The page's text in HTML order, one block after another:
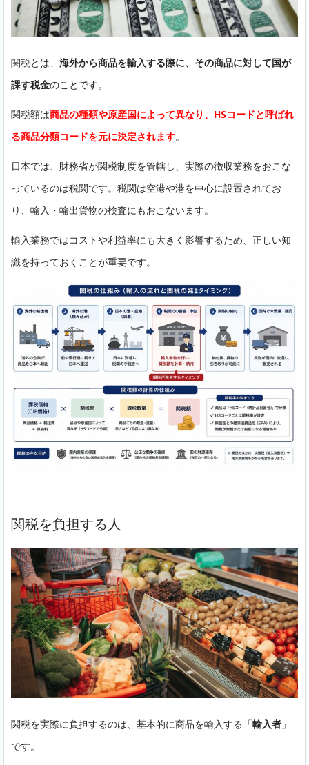
関税とは、 海外から商品を輸入する際に、その商品に対して国が
課す税金のことです。
関税額は商品の種類や原産国によって異なり、HSコードと呼ばれ
る商品分類コードを元に決定されます。
日本では、財務省が関税制度を管轄し、実際の徴収業務をおこな
っているのは税関です。税関は空港や港を中心に設置されてお
り、輸入・輸出貨物の検査にもおこないます。
輸入業務ではコストや利益率にも大きく影響するため、正しい知
識を持っておくことが重要です。
関税を負担する人
関税を実際に負担するのは、基本的に商品を輸入する「輸入者 」
です。